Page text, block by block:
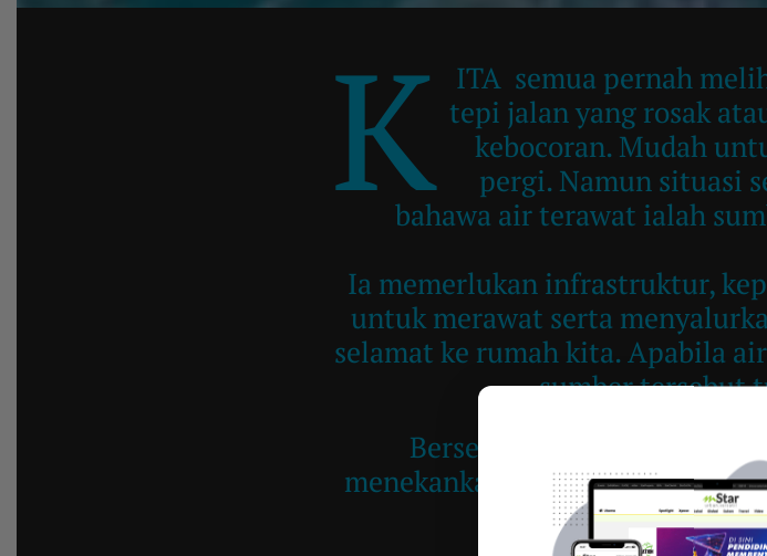
K ITA semua pernah
tepi jalan yang rosak
kebocoran. Mudah
pergi. Namun situasi
bahawa air terawat ialah
Ia memerlukan infrastruktur,
untuk merawat serta
selamat ke rumah kita. Apabila
sumber tersebut
Bersempena Hari Alam
menekankan kepentingan
yang lebih